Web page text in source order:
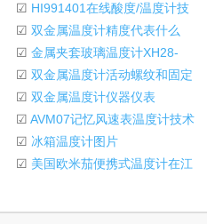
理
☑ HI991401在线酸度/温度计技
术数据
☑ 双金属温度计精度代表什么
☑ 金属夹套玻璃温度计XH28-
LX004
☑ 双金属温度计活动螺纹和固定
螺纹之间的区别
☑ 双金属温度计仪器仪表
☑ AVM07记忆风速表温度计技术
数据
☑ 冰箱温度计图片
☑ 美国欧米茄便携式温度计在江